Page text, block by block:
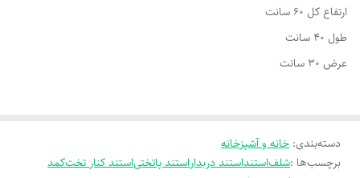
ارتفاع کل ۶۰ سانت
طول ۴۰ سانت
عرض ۳۰ سانت
دسته‌بندی: خانه و آشپزخانه
برچسب‌ها :شلفاستنداستند دربداراستند پاتختیاستند کنار تختکمد